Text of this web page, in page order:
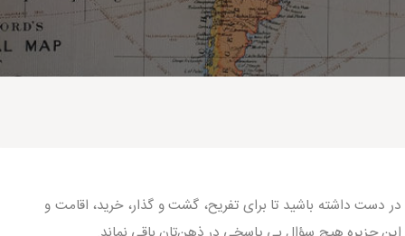
دست داشته باشید تا برای تفریح، گشت و گذار، خرید، اقامت و